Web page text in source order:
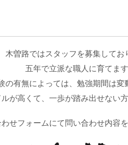
木曽路ではスタッフを募集してお
五年で立派な職人に育てます
の有無によっては、勉強期間は変
が高くて、一歩が踏み出せない
せフォームにて問い合わせ内容